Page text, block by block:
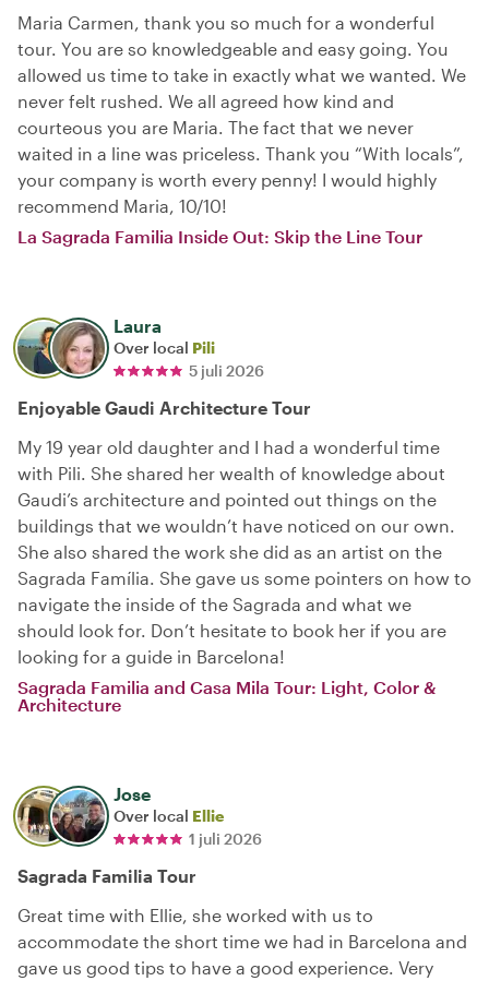
Maria Carmen, thank you so much for a wonderful
tour. You are so knowledgeable and easy going. You
allowed us time to take in exactly what we wanted. We
never felt rushed. We all agreed how kind and
courteous you are Maria. The fact that we never
waited in a line was priceless. Thank you “With locals”,
your company is worth every penny! I would highly
recommend Maria, 10/10!
La Sagrada Familia Inside Out: Skip the Line Tour
Laura
Over local Pili
5 juli 2026
Enjoyable Gaudi Architecture Tour
My 19 year old daughter and I had a wonderful time
with Pili. She shared her wealth of knowledge about
Gaudi’s architecture and pointed out things on the
buildings that we wouldn’t have noticed on our own.
She also shared the work she did as an artist on the
Sagrada Família. She gave us some pointers on how to
navigate the inside of the Sagrada and what we
should look for. Don’t hesitate to book her if you are
looking for a guide in Barcelona!
Sagrada Familia and Casa Mila Tour: Light, Color &
Architecture
Jose
Over local Ellie
1 juli 2026
Sagrada Familia Tour
Great time with Ellie, she worked with us to
accommodate the short time we had in Barcelona and
gave us good tips to have a good experience. Very